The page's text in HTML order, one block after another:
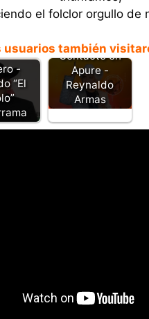
el folclor orgullo de
usuarios también
-
“El
Contacto en
Apure -
Reynaldo
Armas